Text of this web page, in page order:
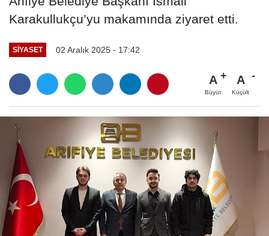
Karakullukçu’yu makamında ziyaret etti.
SIYASET 02 Aralık 2025 - 17:42
A
Büyüt
A
Küçült